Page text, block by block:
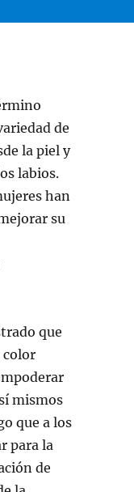
de
la piel y
labios.
han
su
que
color
mismos
que a los
para la
de